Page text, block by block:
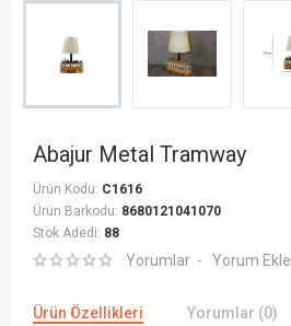
Abajur Metal Tramway
Ürün Kodu: C1616
Ürün Barkodu: 8680121041070
Stok Adedi: 88
Yorumlar Yorum Ekle
Ürün Özellikleri Yorumlar (0)